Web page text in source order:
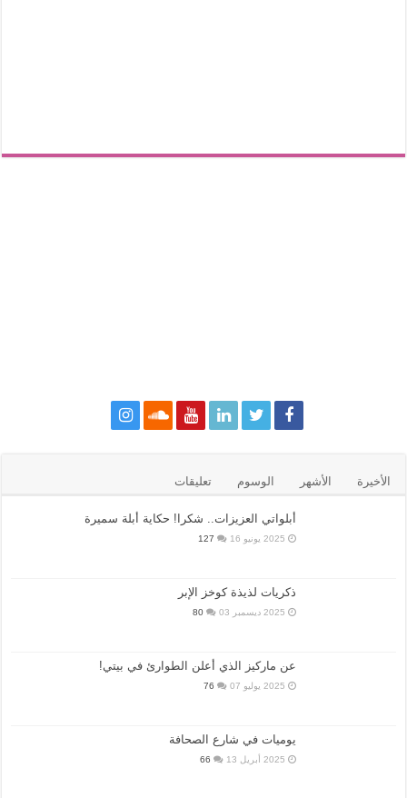
الأخيرة الأشهر الوسوم تعليقات
أبلواتي العزيزات.. شكرا! حكاية أبلة سميرة
2025 يونيو 16 127
ذكريات لذيذة كوخز الإبر
2025 ديسمبر 03 80
عن ماركيز الذي أعلن الطوارئ في بيتي!
2025 يوليو 07 76
يوميات في شارع الصحافة
2025 أبريل 13 66